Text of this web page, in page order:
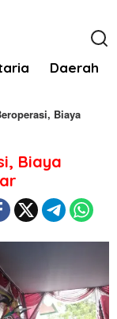
Daerah
Biaya
Biaya